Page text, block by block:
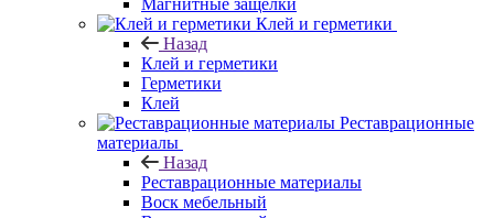
Магнитные защелки
Клей и герметики
Назад
Клей и герметики
Герметики
Клей
Реставрационные
материалы
Назад
Реставрационные материалы
Воск мебельный